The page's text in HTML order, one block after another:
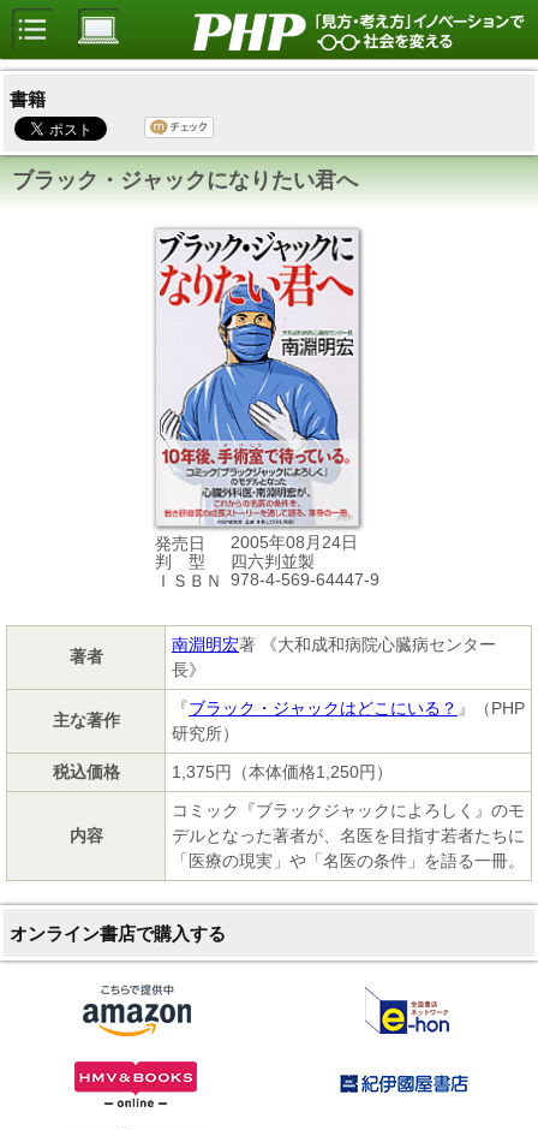
書籍
ブラック・ジャックになりたい君へ
発売日
2005年08月24日
判 型
四六判並製
ＩＳＢＮ
978-4-569-64447-9
著者
南淵明宏著 《大和成和病院心臓病センター
長》
主な著作
『ブラック・ジャックはどこにいる？ 』（PHP
研究所）
税込価格
1,375円（本体価格1,250円）
内容
コミック『ブラックジャックによろしく』のモ
デルとなった著者が、名医を目指す若者たちに
「医療の現実」や「名医の条件」を語る一冊。
オンライン書店で購入する